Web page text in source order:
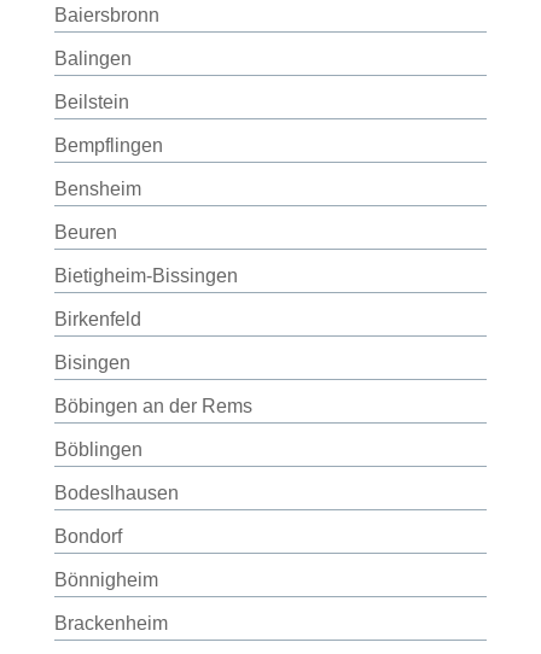
Baiersbronn
Balingen
Beilstein
Bempflingen
Bensheim
Beuren
Bietigheim-Bissingen
Birkenfeld
Bisingen
Böbingen an der Rems
Böblingen
Bodeslhausen
Bondorf
Bönnigheim
Brackenheim